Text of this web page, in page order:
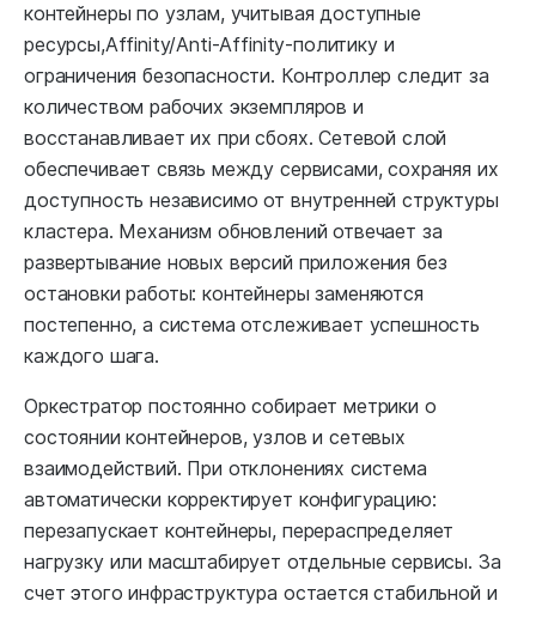
контейнеры по узлам, учитывая доступные
ресурсы,Affinity/Anti-Affinity-политику и
ограничения безопасности. Контроллер следит за
количеством рабочих экземпляров и
восстанавливает их при сбоях. Сетевой слой
обеспечивает связь между сервисами, сохраняя их
доступность независимо от внутренней структуры
кластера. Механизм обновлений отвечает за
развертывание новых версий приложения без
остановки работы: контейнеры заменяются
постепенно, а система отслеживает успешность
каждого шага.
Оркестратор постоянно собирает метрики о
состоянии контейнеров, узлов и сетевых
взаимодействий. При отклонениях система
автоматически корректирует конфигурацию:
перезапускает контейнеры, перераспределяет
нагрузку или масштабирует отдельные сервисы. За
счет этого инфраструктура остается стабильной и